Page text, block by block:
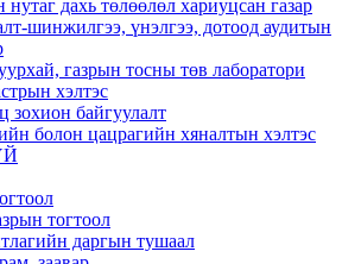
нутаг дахь төлөөлөл хариуцсан газар
шинжилгээ, үнэлгээ, дотоод аудитын
газрын тосны төв лаборатори
хэлтэс
зохион байгуулалт
болон цацрагийн хяналтын хэлтэс
тогтоол
даргын тушаал